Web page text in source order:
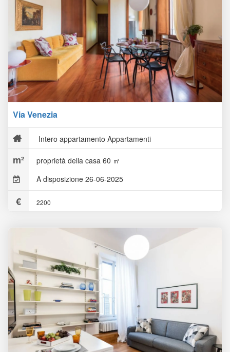
Via Venezia
Intero appartamento Appartamenti
proprietà della casa 60 ㎡
A disposizione 26-06-2025
2200